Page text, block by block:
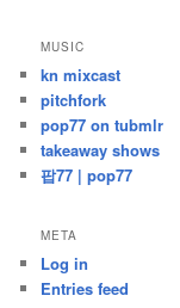
MUSIC
kn mixcast
pitchfork
pop77 on tubmlr
takeaway shows
팝77 | pop77
META
Log in
Entries feed